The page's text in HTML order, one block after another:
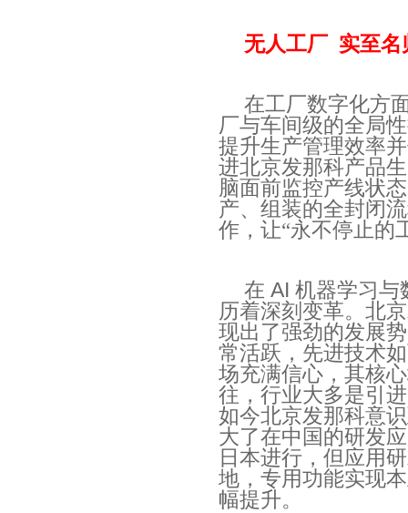
无人工厂 实至名
在工厂数字化方
厂与车间级的全局
提升生产管理效率
进北京发那科产品
脑面前监控产线状
产、组装的全封闭
作，让“永不停止的
在 AI 机器学习与
历着深刻变革。北
现出了强劲的发展
常活跃，先进技术
场充满信心，其核
往，行业大多是引
如今北京发那科意
大了在中国的研发
日本进行，但应用
地，专用功能实现
幅提升。